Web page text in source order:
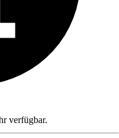
verfügbar.